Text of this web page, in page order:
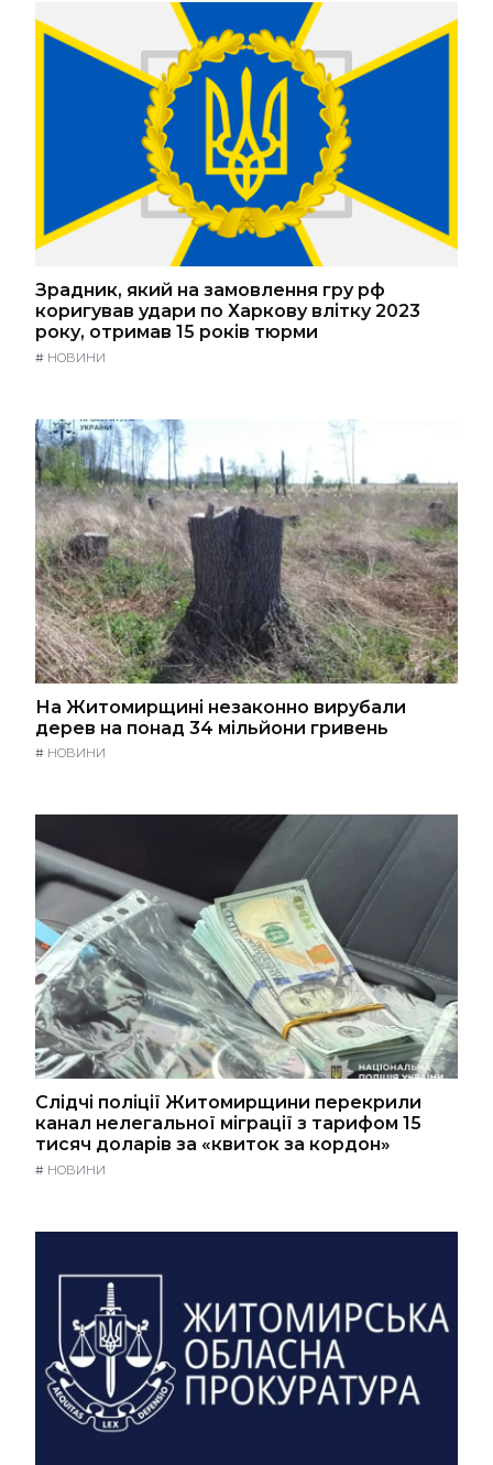
Зрадник, який на замовлення гру рф
коригував удари по Харкову влітку 2023
року, отримав 15 років тюрми
# НОВИНИ
На Житомирщині незаконно вирубали
дерев на понад 34 мільйони гривень
# НОВИНИ
Слідчі поліції Житомирщини перекрили
канал нелегальної міграції з тарифом 15
тисяч доларів за «квиток за кордон»
# НОВИНИ